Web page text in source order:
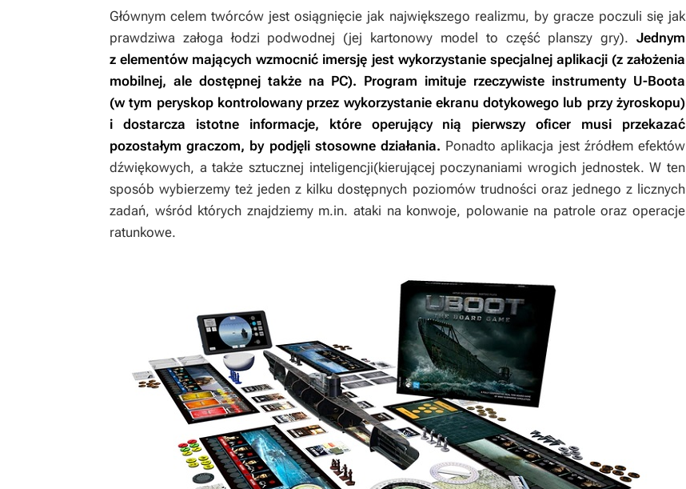
Głównym celem twórców jest osiągnięcie jak największego realizmu, by gracze poczuli się jak
prawdziwa załoga łodzi podwodnej (jej kartonowy model to część planszy gry). Jednym
z elementów mających wzmocnić imersję jest wykorzystanie specjalnej aplikacji (z założenia
mobilnej, ale dostępnej także na PC). Program imituje rzeczywiste instrumenty U-Boota
(w tym peryskop kontrolowany przez wykorzystanie ekranu dotykowego lub przy żyroskopu)
i dostarcza istotne informacje, które operujący nią pierwszy oficer musi przekazać
pozostałym graczom, by podjęli stosowne działania. Ponadto aplikacja jest źródłem efektów
dźwiękowych, a także sztucznej inteligencji(kierującej poczynaniami wrogich jednostek. W ten
sposób wybierzemy też jeden z kilku dostępnych poziomów trudności oraz jednego z licznych
zadań, wśród których znajdziemy m.in. ataki na konwoje, polowanie na patrole oraz operacje
ratunkowe.